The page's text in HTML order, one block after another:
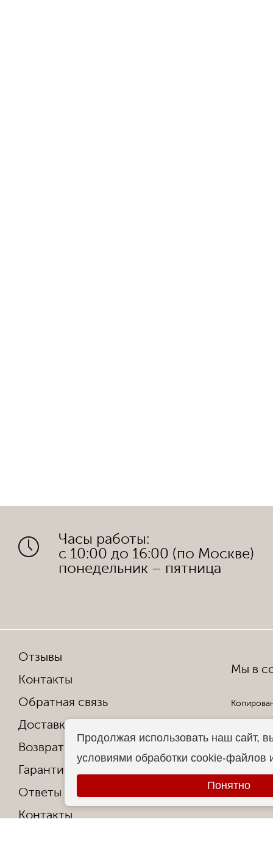
Часы работы:
с 10:00 до 16:00 (по Москве)
понедельник – пятница
Отзывы
Контакты
Обратная связь
Доставка и оплата
Возврат и обмен
Гарантия от производителя
Ответы на частые вопросы
Контакты
Мы в
Продолжая использовать наш сайт,
условиями обработки cookie-файлов
Понятно